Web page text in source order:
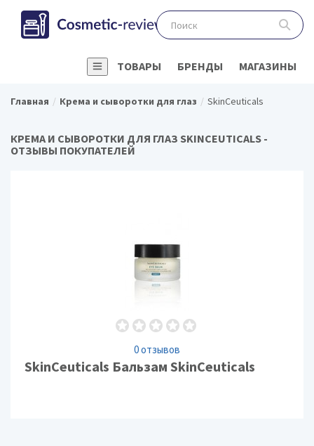
ТОВАРЫ БРЕНДЫ МАГАЗИНЫ
Главная Крема и сыворотки для глаз SkinCeuticals
КРЕМА И СЫВОРОТКИ ДЛЯ ГЛАЗ SKINCEUTICALS -
ОТЗЫВЫ ПОКУПАТЕЛЕЙ
0 отзывов
SkinCeuticals Бальзам SkinCeuticals